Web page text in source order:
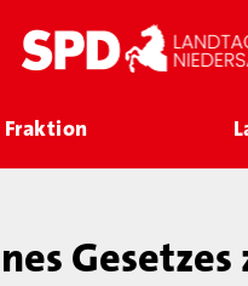
Fraktion
Gesetzes